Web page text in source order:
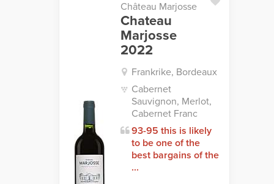
Château Marjosse
Chateau
Marjosse
2022
Frankrike, Bordeaux
Cabernet
Sauvignon, Merlot,
Cabernet Franc
93-95 this is likely
to be one of the
best bargains of the
...